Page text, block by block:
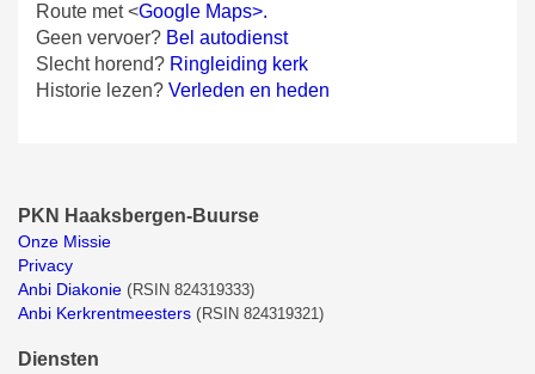
Route met <Google Maps>.
Geen vervoer? Bel autodienst
Slecht horend? Ringleiding kerk
Historie lezen? Verleden en heden
PKN Haaksbergen-Buurse
Onze Missie
Privacy
Anbi Diakonie (RSIN 824319333)
Anbi Kerkrentmeesters (RSIN 824319321)
Diensten